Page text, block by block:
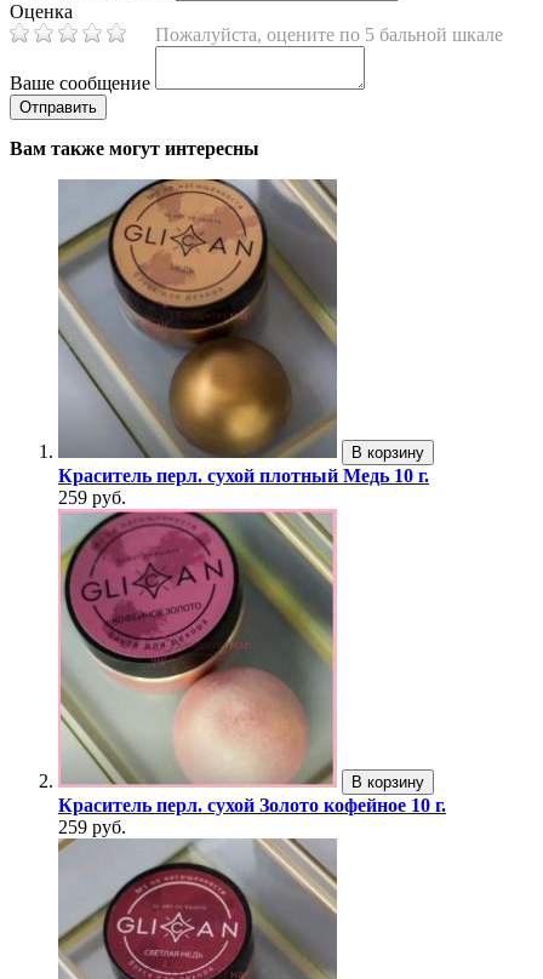
Оценка
Пожалуйста, оцените по 5 бальной шкале
Ваше сообщение
Вам также могут интересны
В корзину
Краситель перл. сухой плотный Медь 10 г.
259 руб.
В корзину
Краситель перл. сухой Золото кофейное 10 г.
259 руб.